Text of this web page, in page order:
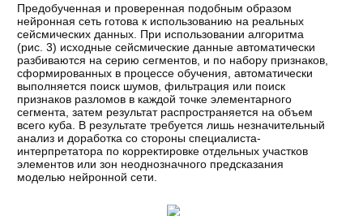
Предобученная и проверенная подобным образом
нейронная сеть готова к использованию на реальных
сейсмических данных. При использовании алгоритма
(рис. 3) исходные сейсмические данные автоматически
разбиваются на серию сегментов, и по набору признаков,
сформированных в процессе обучения, автоматически
выполняется поиск шумов, фильтрация или поиск
признаков разломов в каждой точке элементарного
сегмента, затем результат распространяется на объем
всего куба. В результате требуется лишь незначительный
анализ и доработка со стороны специалиста-
интерпретатора по корректировке отдельных участков
элементов или зон неоднозначного предсказания
моделью нейронной сети.